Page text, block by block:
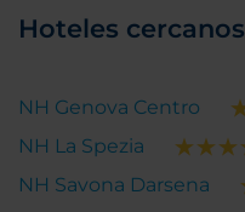
Hoteles cercanos
NH Genova Centro
NH La Spezia
NH Savona Darsena